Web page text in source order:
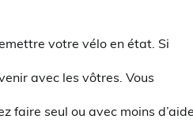
votre vélo en état. Si
avec les vôtres. Vous
faire seul ou avec moins